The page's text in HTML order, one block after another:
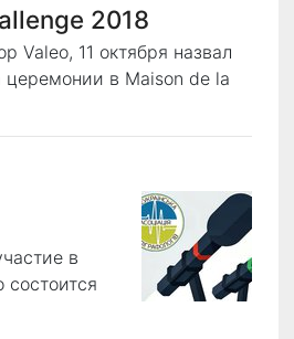
2018
Valeo, 11 октября назвал
церемонии в Maison de la
в
состоится